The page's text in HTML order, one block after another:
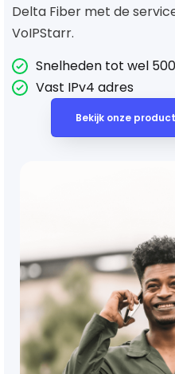
Delta Fiber met de
VoIPStarr.
Snelheden tot wel
Vast IPv4 adres
Bekijk onze